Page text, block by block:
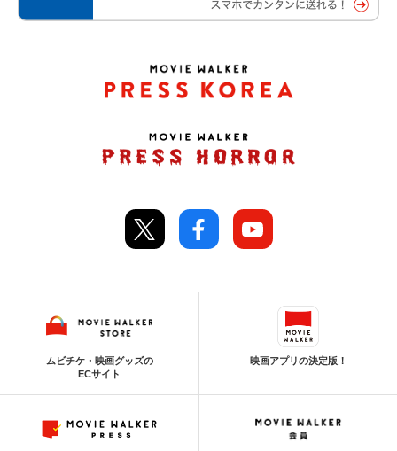
ムビチケ・映画グッズの
ECサイト
映画アプリの決定版！